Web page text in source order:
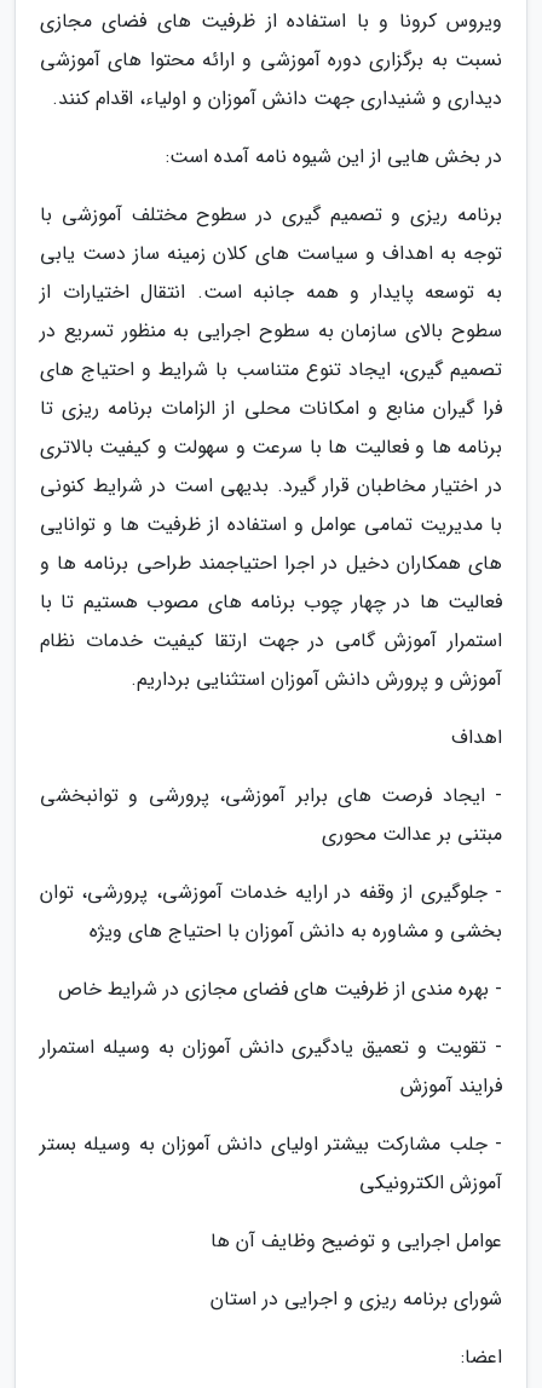
ویروس کرونا و با استفاده از ظرفیت های فضای مجازی
نسبت به برگزاری دوره آموزشی و ارائه محتوا های آموزشی
دیداری و شنیداری جهت دانش آموزان و اولیاء، اقدام کنند.
در بخش هایی از این شیوه نامه آمده است:
برنامه ریزی و تصمیم گیری در سطوح مختلف آموزشی با
توجه به اهداف و سیاست های کلان زمینه ساز دست یابی
به توسعه پایدار و همه جانبه است. انتقال اختیارات از
سطوح بالای سازمان به سطوح اجرایی به منظور تسریع در
تصمیم گیری، ایجاد تنوع متناسب با شرایط و احتیاج های
فرا گیران منابع و امکانات محلی از الزامات برنامه ریزی تا
برنامه ها و فعالیت ها با سرعت و سهولت و کیفیت بالاتری
در اختیار مخاطبان قرار گیرد. بدیهی است در شرایط کنونی
با مدیریت تمامی عوامل و استفاده از ظرفیت ها و توانایی
های همکاران دخیل در اجرا احتیاجمند طراحی برنامه ها و
فعالیت ها در چهار چوب برنامه های مصوب هستیم تا با
استمرار آموزش گامی در جهت ارتقا کیفیت خدمات نظام
آموزش و پرورش دانش آموزان استثنایی برداریم.
اهداف
- ایجاد فرصت های برابر آموزشی، پرورشی و توانبخشی
مبتنی بر عدالت محوری
- جلوگیری از وقفه در ارایه خدمات آموزشی، پرورشی، توان
بخشی و مشاوره به دانش آموزان با احتیاج های ویژه
- بهره مندی از ظرفیت های فضای مجازی در شرایط خاص
- تقویت و تعمیق یادگیری دانش آموزان به وسیله استمرار
فرایند آموزش
- جلب مشارکت بیشتر اولیای دانش آموزان به وسیله بستر
آموزش الکترونیکی
عوامل اجرایی و توضیح وظایف آن ها
شورای برنامه ریزی و اجرایی در استان
اعضا: